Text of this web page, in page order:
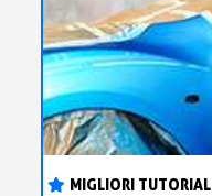
MIGLIORI TUTORIAL